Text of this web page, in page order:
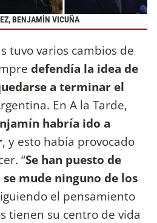
BENJAMÍN VICUÑA
tuvo varios cambios de
defendía la idea de
a terminar el
En A la Tarde,
habría ido a
, y esto había provocado
“Se han puesto de
mude ninguno de los
el pensamiento
tienen su centro de vida